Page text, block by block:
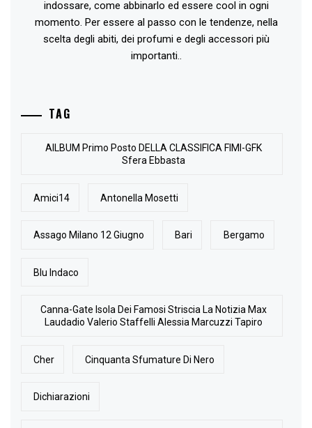
indossare, come abbinarlo ed essere cool in ogni
momento. Per essere al passo con le tendenze, nella
scelta degli abiti, dei profumi e degli accessori più
importanti..
TAG
AlLBUM Primo Posto DELLA CLASSIFICA FIMI-GFK
Sfera Ebbasta
Amici14 Antonella Mosetti
Assago Milano 12 Giugno Bari Bergamo
Blu Indaco
Canna-Gate Isola Dei Famosi Striscia La Notizia Max
Laudadio Valerio Staffelli Alessia Marcuzzi Tapiro
Cher Cinquanta Sfumature Di Nero
Dichiarazioni